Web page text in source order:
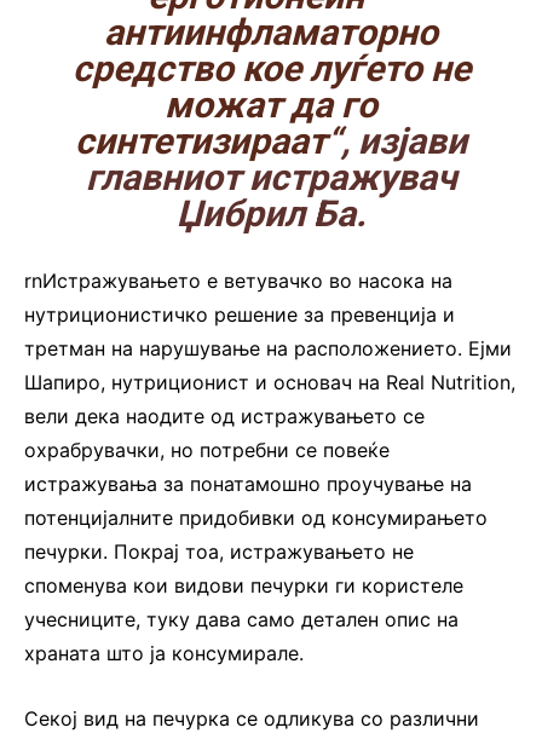
антиинфламаторно
средство кое луѓето не
можат да го
синтетизираат“, изјави
главниот истражувач
Џибрил Ба.
rnИстражувањето е ветувачко во насока на
нутриционистичко решение за превенција и
третман на нарушување на расположението. Ејми
Шапиро, нутриционист и основач на Real Nutrition,
вели дека наодите од истражувањето се
охрабрувачки, но потребни се повеќе
истражувања за понатамошно проучување на
потенцијалните придобивки од консумирањето
печурки. Покрај тоа, истражувањето не
споменува кои видови печурки ги користеле
учесниците, туку дава само детален опис на
храната што ја консумирале.
Секој вид на печурка се одликува со различни